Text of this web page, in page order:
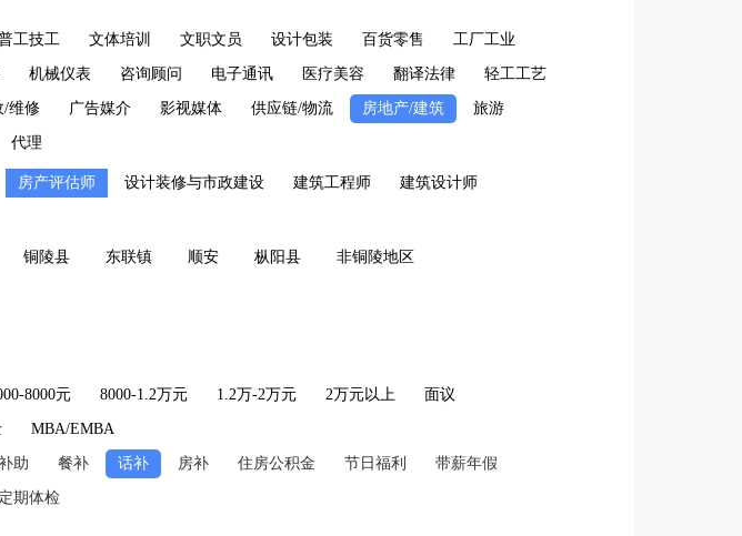
工技工 文体培训 文职文员 设计包装 百货零售 工厂工业
机械仪表 咨询顾问 电子通讯 医疗美容 翻译法律 轻工工艺
/维修 广告媒介 影视媒体 供应链/物流 房地产/建筑 旅游
代理
房产评估师 设计装修与市政建设 建筑工程师 建筑设计师
铜陵县 东联镇 顺安 枞阳县 非铜陵地区
8000元 8000-1.2万元 1.2万-2万元 2万元以上 面议
MBA/EMBA
助 餐补 话补 房补 住房公积金 节日福利 带薪年假
定期体检